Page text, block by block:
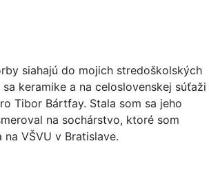
siahajú do mojich stredoškolských
keramike a na celoslovenskej súťaži
Tibor Bártfay. Stala som sa jeho
na sochárstvo, ktoré som
VŠVU v Bratislave.